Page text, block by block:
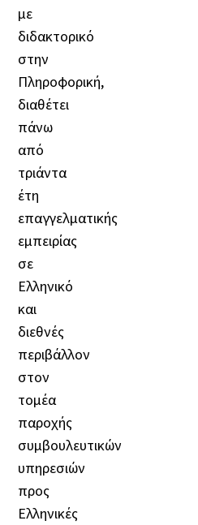
με
διδακτορικό
στην
Πληροφορική,
διαθέτει
πάνω
από
τριάντα
έτη
επαγγελματικής
εμπειρίας
σε
Ελληνικό
και
διεθνές
περιβάλλον
στον
τομέα
παροχής
συμβουλευτικών
υπηρεσιών
προς
Ελληνικές